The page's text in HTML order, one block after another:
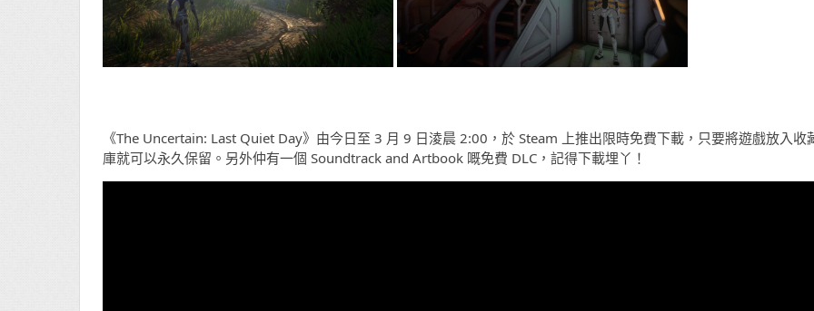
《The Uncertain: Last Quiet Day》由今日至 3 月 9 日淩晨 2:00，於 Steam 上推出限時免費下載，只要將遊戲放入收
庫就可以永久保留。另外仲有一個 Soundtrack and Artbook 嘅免費 DLC，記得下載埋丫！